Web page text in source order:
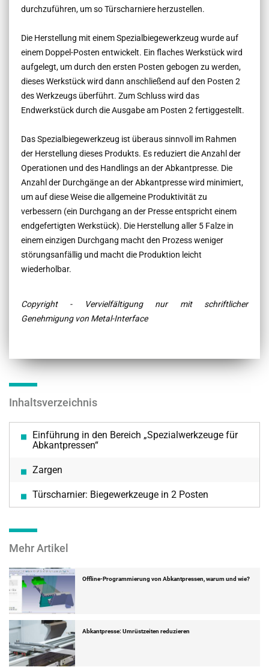
durchzuführen, um so Türscharniere herzustellen.
Die Herstellung mit einem Spezialbiegewerkzeug wurde auf
einem Doppel-Posten entwickelt. Ein flaches Werkstück wird
aufgelegt, um durch den ersten Posten gebogen zu werden,
dieses Werkstück wird dann anschließend auf den Posten 2
des Werkzeugs überführt. Zum Schluss wird das
Endwerkstück durch die Ausgabe am Posten 2 fertiggestellt.
Das Spezialbiegewerkzeug ist überaus sinnvoll im Rahmen
der Herstellung dieses Produkts. Es reduziert die Anzahl der
Operationen und des Handlings an der Abkantpresse. Die
Anzahl der Durchgänge an der Abkantpresse wird minimiert,
um auf diese Weise die allgemeine Produktivität zu
verbessern (ein Durchgang an der Presse entspricht einem
endgefertigten Werkstück). Die Herstellung aller 5 Falze in
einem einzigen Durchgang macht den Prozess weniger
störungsanfällig und macht die Produktion leicht
wiederholbar.
Copyright - Vervielfältigung nur mit schriftlicher
Genehmigung von Metal-Interface
Inhaltsverzeichnis
Einführung in den Bereich „Spezialwerkzeuge für
Abkantpressen“
Zargen
Türscharnier: Biegewerkzeuge in 2 Posten
Mehr Artikel
Offline-Programmierung von Abkantpressen, warum und wie?
Abkantpresse: Umrüstzeiten reduzieren